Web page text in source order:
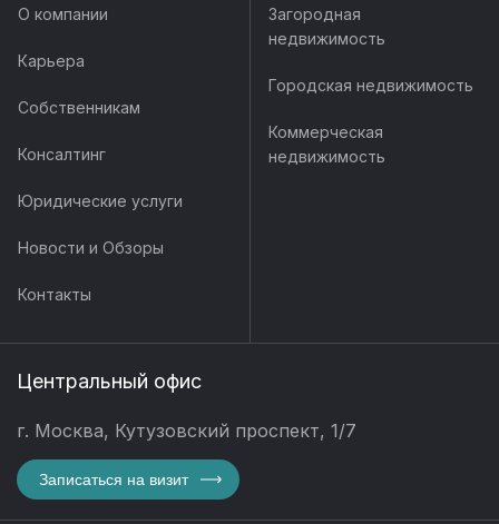
О компании
Карьера
Собственникам
Консалтинг
Юридические услуги
Новости и Обзоры
Контакты
Загородная
недвижимость
Городская недвижимость
Коммерческая
недвижимость
Центральный офис
г. Москва, Кутузовский проспект, 1/7
Записаться на визит